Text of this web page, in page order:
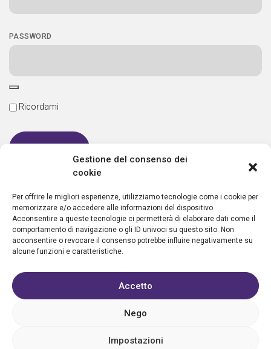
Gestione del consenso dei
cookie
Per offrire le migliori esperienze, utilizziamo tecnologie come i cookie per
memorizzare e/o accedere alle informazioni del dispositivo.
Acconsentire a queste tecnologie ci permetterà di elaborare dati come il
comportamento di navigazione o gli ID univoci su questo sito. Non
acconsentire o revocare il consenso potrebbe influire negativamente su
alcune funzioni e caratteristiche.
Accetto
Nego
Impostazioni
PASSWORD
Ricordami
Nuovo utente?Crea un account
Condizioni d’uso